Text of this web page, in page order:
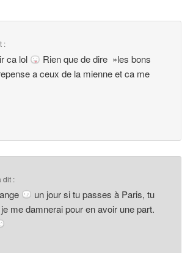
:
ca lol
Rien que de dire »les bons
a ceux de la mienne et ca me
dit :
un jour si tu passes à Paris, tu
me damnerai pour en avoir une part.